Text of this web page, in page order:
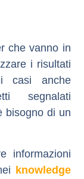
che vanno in
i risultati
casi anche
segnalati
bisogno di un
informazioni
knowledge